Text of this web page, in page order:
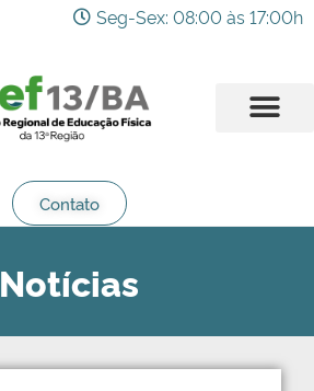
Seg-Sex: 08:00 às 17:00h
Contato
Notícias